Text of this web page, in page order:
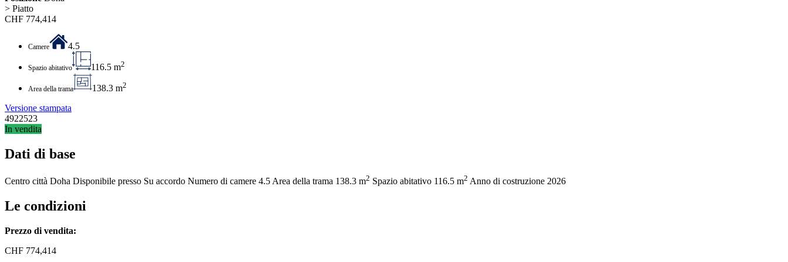
> Piatto
CHF 774,414
Camere 4.5
Spazio abitativo 116.5 m2
Area della trama 138.3 m2
Versione stampata
4922523
In vendita
Dati di base
Centro città Doha Disponibile presso Su accordo Numero di camere 4.5 Area della trama 138.3 m2 Spazio abitativo 116.5 m2 Anno di costruzione 2026
Le condizioni
Prezzo di vendita:
CHF 774,414